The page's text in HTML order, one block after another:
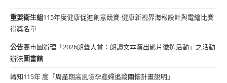
重要衛生組115年度健康促進創意競賽-健康新視界海報設計與電繪比賽
得獎名單
公告高市圖辦理「2026朗聲大賞：朗讀文本演出影片徵選活動」之活動
辦法圖書館
轉知115年 度「周產期高風險孕產婦追蹤關懷計畫說明」